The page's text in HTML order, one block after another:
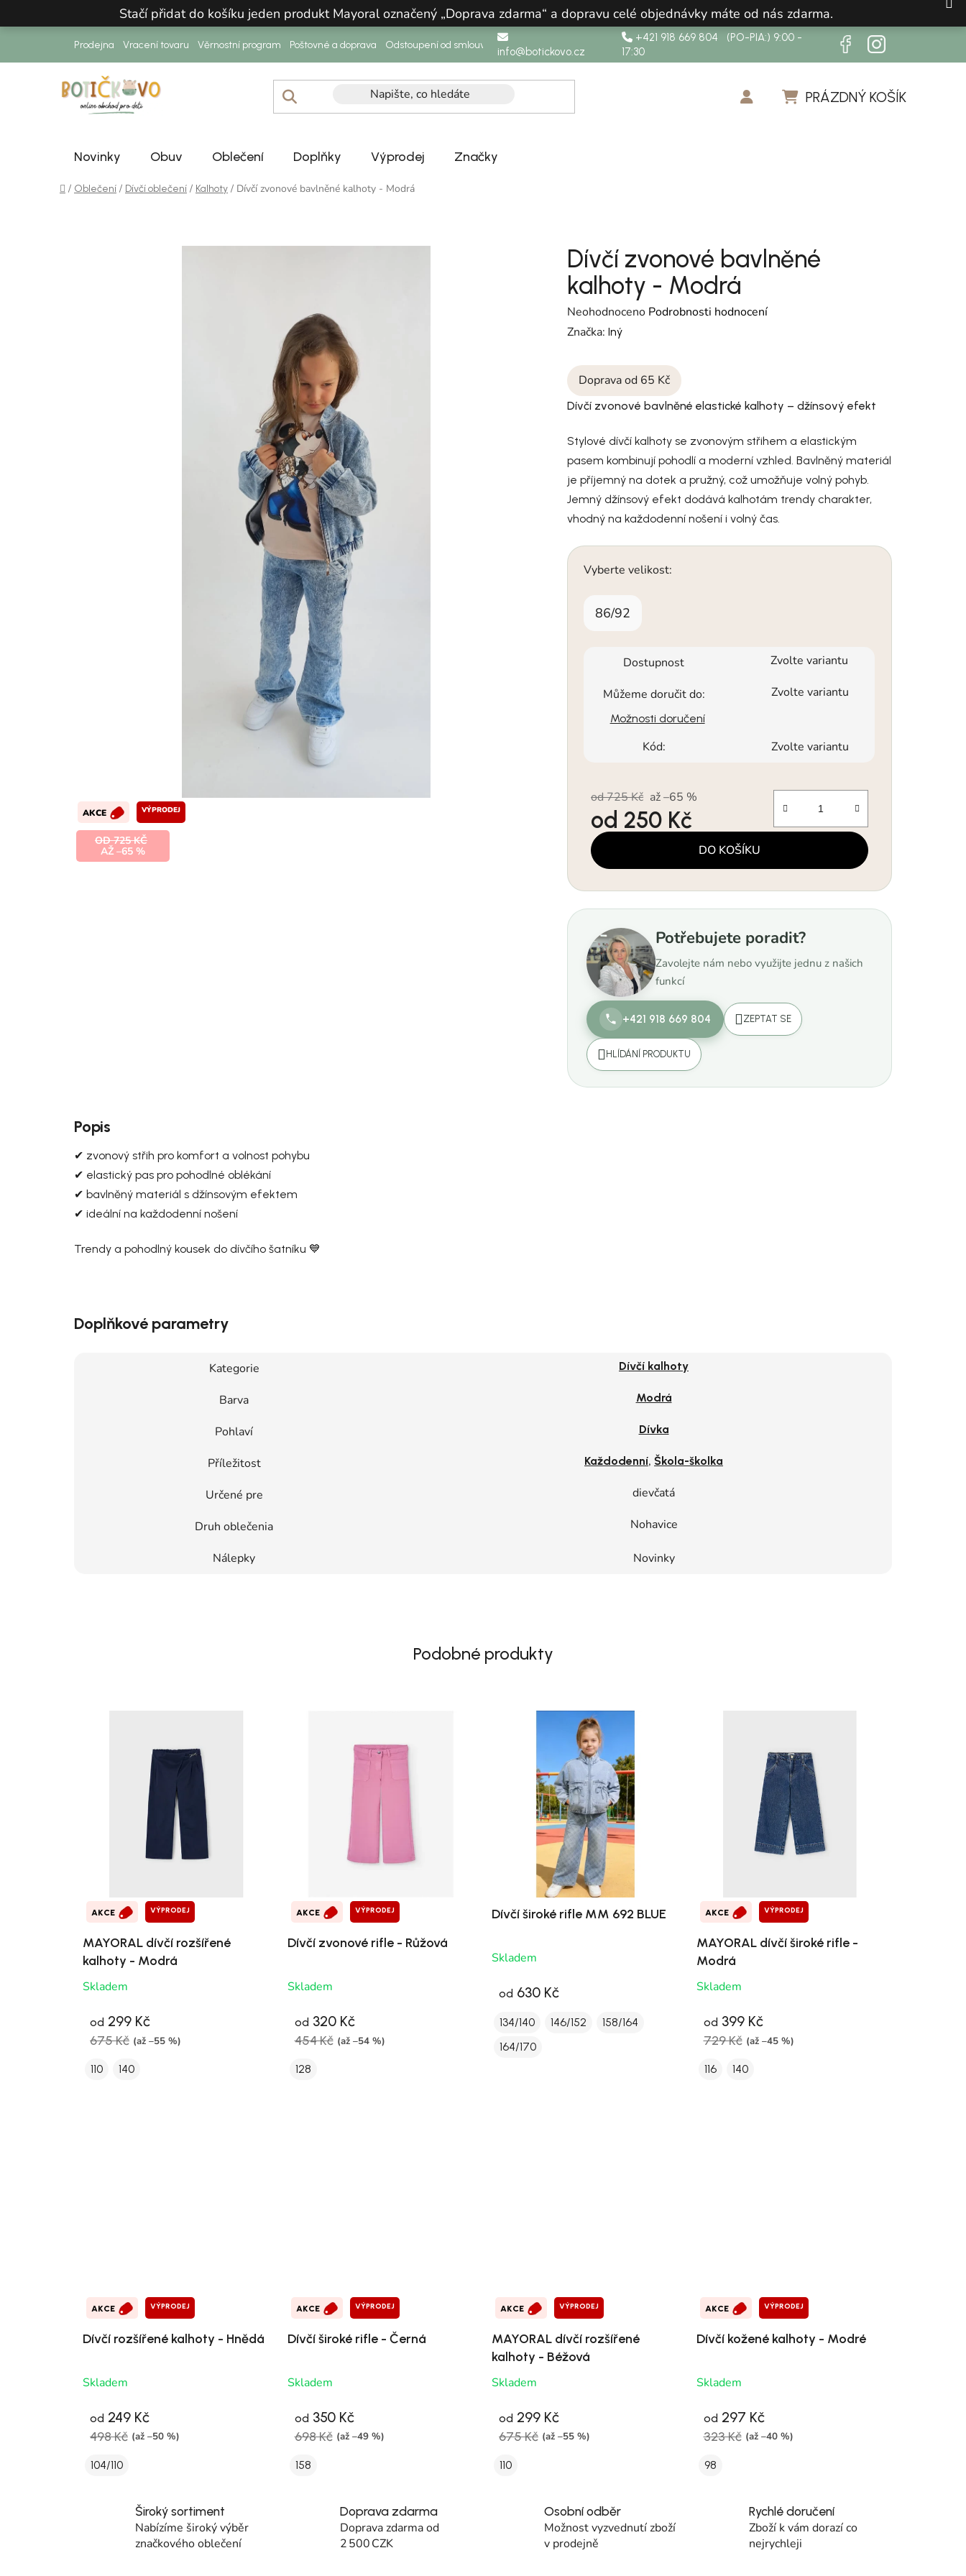
Stačí přidat do košíku jeden produkt Mayoral označený „Doprava zdarma“ a dopravu celé objednávky máte od nás zdarma.
Prodejna Vracení tovaru Věrnostní program Poštovné a doprava Odstoupení od smlouvy info@botickovo.cz
+421 918 669 804 (PO-PIA:) 9:00 -
17:30
PRÁZDNÝ KOŠÍK
Novinky Obuv Oblečení Doplňky Výprodej Značky
Domů
/ Oblečení / Dívčí oblečení / Kalhoty / Dívčí zvonové bavlněné kalhoty - Modrá
Dívčí zvonové bavlněné
kalhoty - Modrá
Průměrné hodnocení produktu je 0,0 z 5 hvězdiček.
Neohodnoceno Podrobnosti hodnocení
Značka:Iný
Doprava od 65 Kč
Dívčí zvonové bavlněné elastické kalhoty – džínsový efekt
Stylové dívčí kalhoty se zvonovým střihem a elastickým
pasem kombinují pohodlí a moderní vzhled. Bavlněný materiál
je příjemný na dotek a pružný, což umožňuje volný pohyb.
Jemný džínsový efekt dodává kalhotám trendy charakter,
vhodný na každodenní nošení i volný čas.
Vyberte velikost:
86/92
Dostupnost Zvolte variantu
Můžeme doručit do: Zvolte variantu
Možnosti doručení
Kód: Zvolte variantu
od 725 Kč až –65 %
od 250 Kč
Měrná cena: DO KOŠÍKU
Potřebujete poradit?
Zavolejte nám nebo využijte jednu z našich
funkcí
+421 918 669 804 ZEPTAT SE
HLÍDÁNÍ PRODUKTU
AKCE VÝPRODEJ
OD 725 KČ
AŽ –65 %
Popis
✔ zvonový střih pro komfort a volnost pohybu
✔ elastický pas pro pohodlné oblékání
✔ bavlněný materiál s džínsovým efektem
✔ ideální na každodenní nošení
Trendy a pohodlný kousek do dívčího šatníku 💙
Doplňkové parametry
Kategorie Dívčí kalhoty
Barva Modrá
Pohlaví Dívka
Příležitost Každodenní, Škola-školka
Určené pre dievčatá
Druh oblečenia Nohavice
Nálepky Novinky
Podobné produkty
AKCE VÝPRODEJ
MAYORAL dívčí rozšířené
kalhoty - Modrá
Skladem
od 299 Kč
675 Kč (až –55 %)
110 140
AKCE VÝPRODEJ
Dívčí zvonové rifle - Růžová
Skladem
od 320 Kč
454 Kč (až –54 %)
128
Dívčí široké rifle MM 692 BLUE
Skladem
od 630 Kč
134/140 146/152
158/164
164/170
AKCE VÝPRODEJ
MAYORAL dívčí široké rifle -
Modrá
Skladem
od 399 Kč
729 Kč (až –45 %)
116 140
AKCE VÝPRODEJ
Dívčí rozšířené kalhoty - Hnědá
Skladem
od 249 Kč
498 Kč (až –50 %)
104/110
AKCE VÝPRODEJ
Dívčí široké rifle - Černá
Skladem
od 350 Kč
698 Kč (až –49 %)
158
AKCE VÝPRODEJ
MAYORAL dívčí rozšířené
kalhoty - Béžová
Skladem
od 299 Kč
675 Kč (až –55 %)
110
AKCE VÝPRODEJ
Dívčí kožené kalhoty - Modré
Skladem
od 297 Kč
323 Kč (až –40 %)
98
Široký sortiment
Nabízíme široký výběr
značkového oblečení
Doprava zdarma
Doprava zdarma od
2 500 CZK
Osobní odběr
Možnost vyzvednutí zboží
v prodejně
Rychlé doručení
Zboží k vám dorazí co
nejrychleji